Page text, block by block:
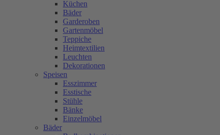
Küchen
Bäder
Garderoben
Gartenmöbel
Teppiche
Heimtextilien
Leuchten
Dekorationen
Speisen
Esszimmer
Esstische
Stühle
Bänke
Einzelmöbel
Bäder